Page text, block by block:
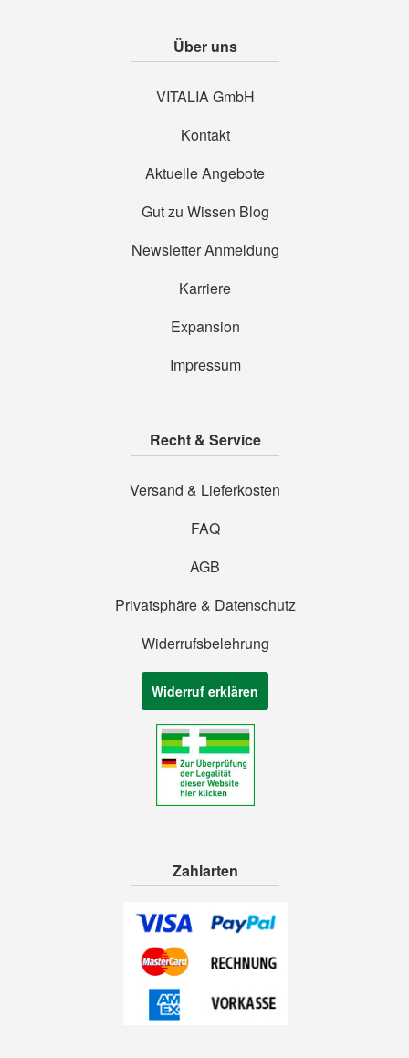
Über uns
VITALIA GmbH
Kontakt
Aktuelle Angebote
Gut zu Wissen Blog
Newsletter Anmeldung
Karriere
Expansion
Impressum
Recht & Service
Versand & Lieferkosten
FAQ
AGB
Privatsphäre & Datenschutz
Widerrufsbelehrung
Widerruf erklären
Zahlarten